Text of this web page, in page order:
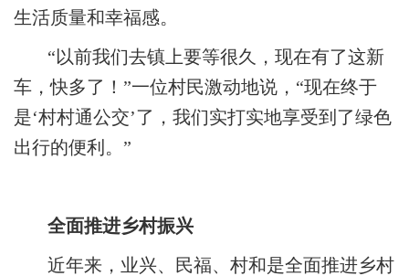
生活质量和幸福感。
“以前我们去镇上要等很久，现在有了这新
车，快多了！”一位村民激动地说，“现在终于
是‘村村通公交’了，我们实打实地享受到了绿色
出行的便利。”
全面推进乡村振兴
近年来，业兴、民福、村和是全面推进乡村